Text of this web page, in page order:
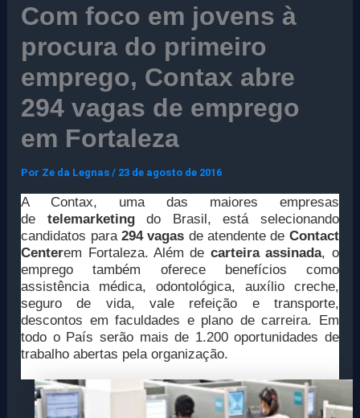
Com foco em jovens à
procura do primeiro
emprego, Contax abre
294 vagas de emprego
em Fortaleza
Por Ze da Legnas/ 23 de agosto de 2016
A Contax, uma das maiores empresas
de telemarketingdo Brasil, está selecionando
candidatos para294 vagas de atendente de Contact
Centerem Fortaleza. Além de carteira assinada, o
emprego também oferece benefícios como
assistência médica, odontológica, auxílio creche,
seguro de vida, vale refeição e transporte,
descontos em faculdades e plano de carreira. Em
todo o País serão mais de 1.200 oportunidades de
trabalho abertas pela organização.